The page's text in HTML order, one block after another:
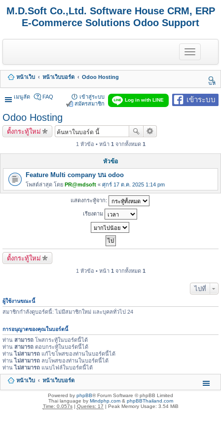
M.D.Soft Co.,Ltd. Software House CRM, ERP
E-Commerce Solutions Odoo Support
T
o
g
e
n
a
o
หน้าเว็บ หน้าเว็บบอร์ด
Odoo Hosting
นห
า
เมนูลัด
เข้าระบบ
Log in with LINE
FAQ
เข้าสู่ระบบ
สมัครสมาชิก
Odoo Hosting
ตั้งกระทู้ใหม่
1 หัวข้อ • หน้า 1 จากทั้งหมด 1
หัวข้อ
Feature Multi company บน odoo
โพสต์ล่าสุด โดย PR@mdsoft « ศุกร์ 17 ต.ค. 2025 1:14 pm
แสดงกระทู้จาก:
เรียงตาม
ตั้งกระทู้ใหม่
1 หัวข้อ • หน้า 1 จากทั้งหมด 1
ไปที่
ผู้ใช้งานขณะนี้
สมาชิกกำลังดูบอร์ดนี้: ไม่มีสมาชิกใหม่ และบุคลทั่วไป 24
การอนุญาตของคุณในบอร์ดนี้
ท่าน สามารถ โพสกระทู้ในบอร์ดนี้ได้
ท่าน สามารถ ตอบกระทู้ในบอร์ดนี้ได้
ท่านไม่สามารถ แก้ไขโพสของท่านในบอร์ดนี้ได้
ท่านไม่สามารถ ลบโพสของท่านในบอร์ดนี้ได้
ท่านไม่สามารถ แนบไฟล์ในบอร์ดนี้ได้
หน้าเว็บ หน้าเว็บบอร์ด
Powered by phpBB® Forum Software © phpBB Limited
Thai language by Mindphp.com& phpBBThailand.com
Time: 0.057s| Queries: 17 | Peak Memory Usage: 3.54 MiB